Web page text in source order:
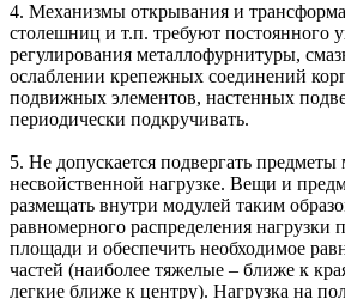
4. Механизмы открывания и
столешниц и т.п. требуют постоянного
регулирования металлофурнитуры,
ослаблении крепежных соединений
подвижных элементов, настенных
периодически подкручивать.
5. Не допускается подвергать предметы
несвойственной нагрузке. Вещи и
размещать внутри модулей таким
равномерного распределения
площади и обеспечить необходимое
частей (наиболее тяжелые – ближе к
легкие ближе к центру). Нагрузка на